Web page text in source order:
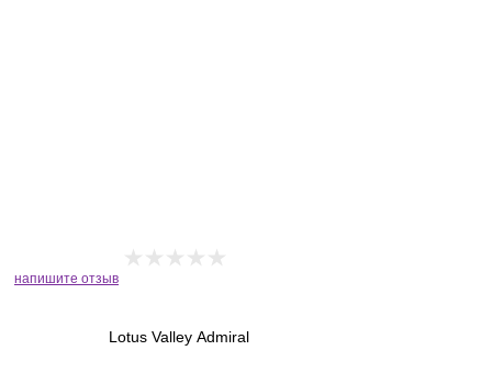
напишите отзыв
Lotus Valley Admiral